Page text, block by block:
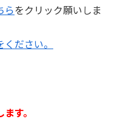
らをクリック願いしま
ださい。
す。